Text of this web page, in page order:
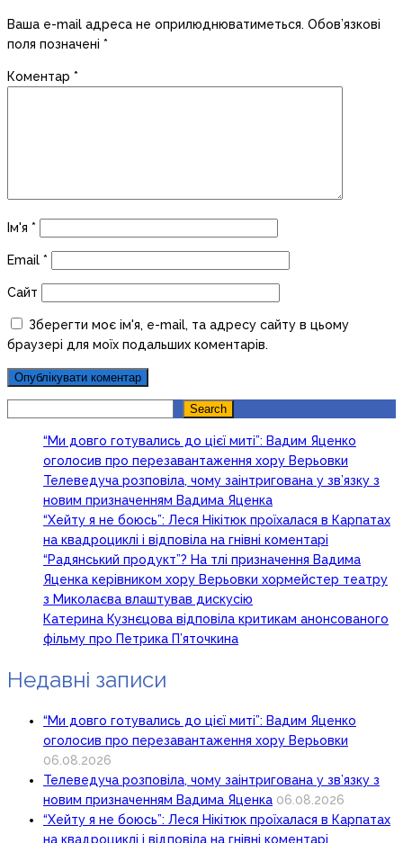
Ваша e-mail адреса не оприлюднюватиметься. Обов’язкові
поля позначені *
Коментар *
Ім'я *
Email *
Сайт
Зберегти моє ім'я, e-mail, та адресу сайту в цьому
браузері для моїх подальших коментарів.
Search
“Ми довго готувались до цієї миті”: Вадим Яценко
оголосив про перезавантаження хору Верьовки
Телеведуча розповіла, чому заінтригована у зв’язку з
новим призначенням Вадима Яценка
“Хейту я не боюсь”: Леся Нікітюк проїхалася в Карпатах
на квадроциклі і відповіла на гнівні коментарі
“Радянський продукт”? На тлі призначення Вадима
Яценка керівником хору Верьовки хормейстер театру
з Миколаєва влаштував дискусію
Катерина Кузнєцова відповіла критикам анонсованого
фільму про Петрика П’яточкина
Недавні записи
“Ми довго готувались до цієї миті”: Вадим Яценко
оголосив про перезавантаження хору Верьовки
06.08.2026
Телеведуча розповіла, чому заінтригована у зв’язку з
новим призначенням Вадима Яценка 06.08.2026
“Хейту я не боюсь”: Леся Нікітюк проїхалася в Карпатах
на квадроциклі і відповіла на гнівні коментарі